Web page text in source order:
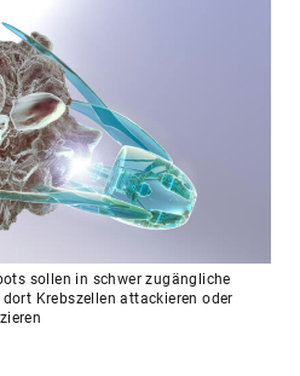
sollen in schwer zugängliche
Krebszellen attackieren oder